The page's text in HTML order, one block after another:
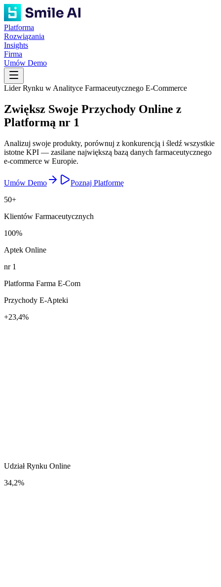
Platforma
Rozwiązania
Insights
Firma
Umów Demo
Lider Rynku w Analityce Farmaceutycznego E-Commerce
Zwiększ Swoje Przychody Online z
Platformą nr 1
Analizuj swoje produkty, porównuj z konkurencją i śledź wszystkie
istotne KPI — zasilane największą bazą danych farmaceutycznego
e-commerce w Europie.
Umów Demo
Poznaj Platformę
50+
Klientów Farmaceutycznych
100%
Aptek Online
nr 1
Platforma Farma E-Com
Przychody E-Apteki
+23,4%
Udział Rynku Online
34,2%